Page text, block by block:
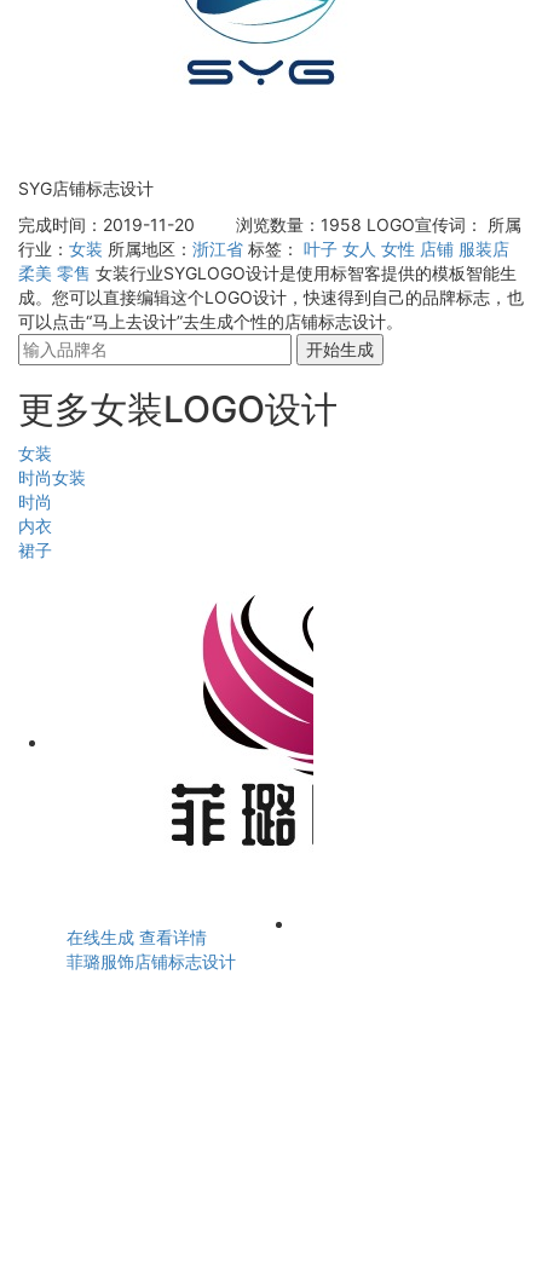
SYG店铺标志设计
完成时间：2019-11-20
浏览数量：1958 LOGO宣传词：
所属
行业： 女装 所属地区： 浙江省 标签： 叶子 女人 女性 店铺 服装店
柔美 零售 女装行业SYGLOGO设计是使用标智客提供的模板智能生
成。您可以直接编辑这个LOGO设计，快速得到自己的品牌标志，也
可以点击“马上去设计”去生成个性的店铺标志设计。
开始生成
更多女装LOGO设计
女装
时尚女装
时尚
内衣
裙子
在线生成 查看详情
菲璐服饰店铺标志设计